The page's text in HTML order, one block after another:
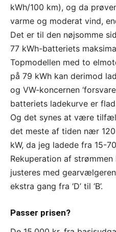
kWh/100 km), og da
varme og moderat vind,
Det er til den nøjsomme
77 kWh-batteriets
Topmodellen med to
på 79 kWh kan derimod
og VW-koncernen
batteriets ladekurve er
Og det synes at være
det meste af tiden nær
kW, da jeg ladede fra 15-
Rekuperation af
justeres med
ekstra gang fra ‘D’ til ‘B’.
Passer prisen?